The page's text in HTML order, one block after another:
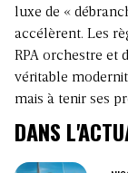
luxe de «
accélèrent. Les
RPA orchestre et
véritable
mais à tenir ses
DANS